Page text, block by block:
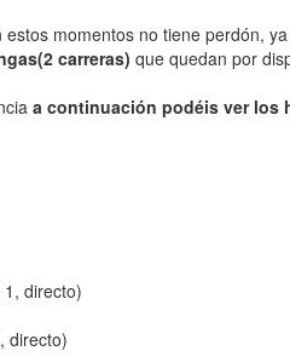
momentos no tiene perdón,
carreras) que quedan por
a continuación podéis ver los
1, directo)
directo)